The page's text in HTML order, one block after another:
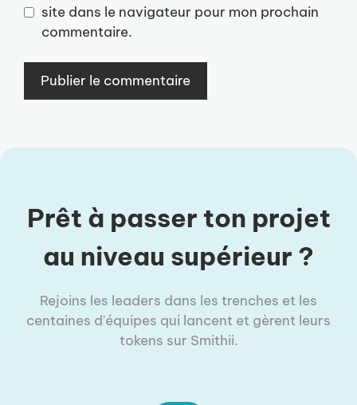
site dans le navigateur pour mon prochain
commentaire.
Prêt à passer ton projet
au niveau supérieur ?
Rejoins les leaders dans les trenches et les
centaines d'équipes qui lancent et gèrent leurs
tokens sur Smithii.